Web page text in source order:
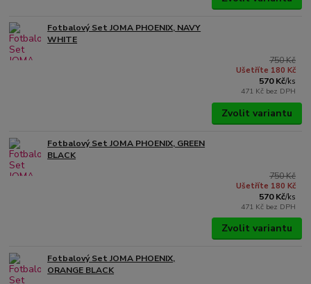
Fotbalový Set JOMA PHOENIX, NAVY
WHITE
750 Kč
Ušetříte 180 Kč
570 Kč/ks
471 Kč bez DPH
Zvolit variantu
Fotbalový Set JOMA PHOENIX, GREEN
BLACK
750 Kč
Ušetříte 180 Kč
570 Kč/ks
471 Kč bez DPH
Zvolit variantu
Fotbalový Set JOMA PHOENIX,
ORANGE BLACK